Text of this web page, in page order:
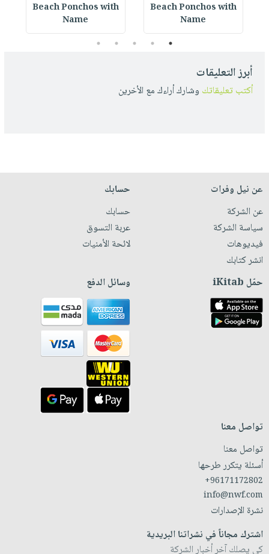
Beach Ponchos with
Name
Beach Ponchos with
Name
1
2
3
4
5
أبرز التعليقات
أكتب تعليقاتك وشارك أراءك مع الأخرين
عن نيل وفرات
عن الشركة
سياسة الشركة
فيديوهات
انشر كتابك
حسابك
حسابك
عربة التسوق
لائحة الأمنيات
حمّل iKitab وسائل الدفع
تواصل معنا
تواصل معنا
أسئلة يتكرر طرحها
+96171172802
info@nwf.com
نشرة الإصدارات
اشترك مجاناً في نشراتنا البريدية
كي يصلك آخر أخبار الشركة